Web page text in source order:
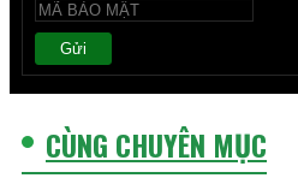
Gửi
CÙNG CHUYÊN MỤC